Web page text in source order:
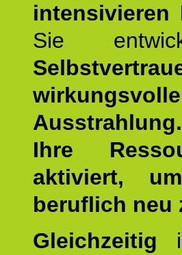
intensivieren
Sie
Ausstrahlung.
Ihre
aktiviert,
beruflich neu
Gleichzeitig